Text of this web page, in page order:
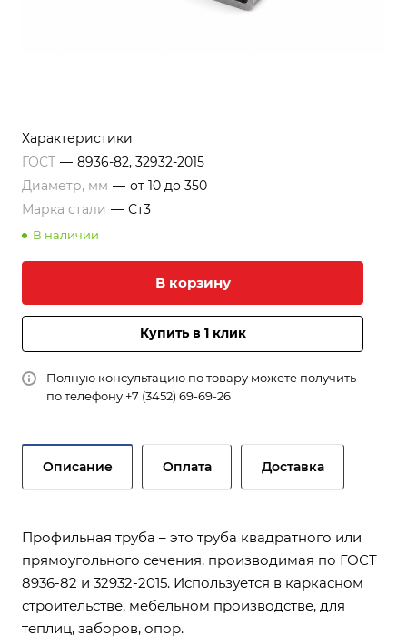
Характеристики
ГОСТ — 8936-82, 32932-2015
Диаметр, мм — от 10 до 350
Марка стали — Ст3
В наличии
В корзину
Купить в 1 клик
Полную консультацию по товару можете получить
по телефону +7 (3452) 69-69-26
Описание Оплата Доставка
Профильная труба – это труба квадратного или
прямоугольного сечения, производимая по ГОСТ
8936-82 и 32932-2015. Используется в каркасном
строительстве, мебельном производстве, для
теплиц, заборов, опор.